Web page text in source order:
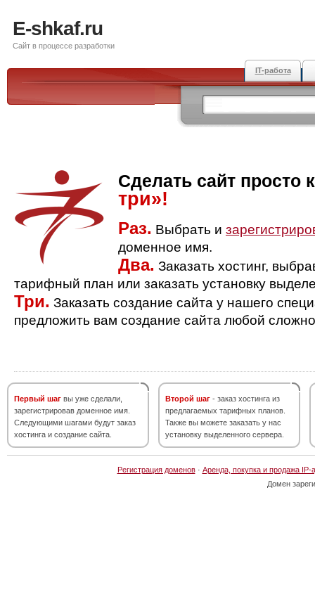
E-shkaf.ru
Сайт в процессе разработки
IT-работа
Сделать сайт просто
три»!
Раз. Выбрать и
доменное имя.
Два. Заказать хостинг,
тарифный план или заказать установку
Три. Заказать создание сайта у нашего
предложить вам создание сайта любой
Первый шаг вы уже сделали,
зарегистрировав доменное имя.
Следующими шагами будут заказ
хостинга и создание сайта.
Второй шаг - заказ хостинга из
предлагаемых тарифных планов.
Также вы можете заказать у нас
установку выделенного сервера.
Регистрация доменов· Аренда, покупка и продажа IP-
Домен